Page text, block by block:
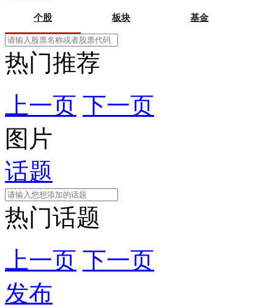
个股 板块 基金
热门推荐
上一页 下一页
图片
话题
热门话题
上一页 下一页
发布